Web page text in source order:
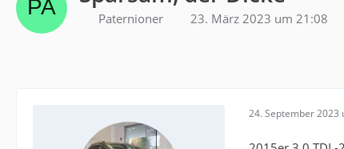
Paternioner 23. März 2023 um 21:08
24. September 2023